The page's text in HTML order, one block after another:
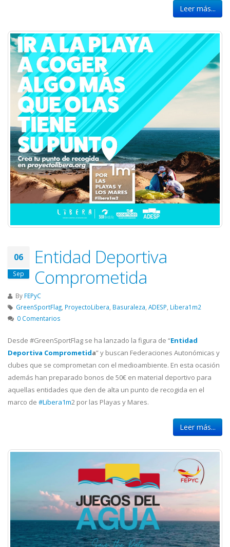
Leer más...
06
Sep
Entidad Deportiva
Comprometida
By FEPyC
GreenSportFlag ProyectoLibera Basuraleza ADESP Libera1m2
0 Comentarios
Desde #GreenSportFlag se ha lanzado la figura de “Entidad
Deportiva Comprometida” y buscan Federaciones Autonómicas y
clubes que se comprometan con el medioambiente. En esta ocasión
además han preparado bonos de 50€ en material deportivo para
aquellas entidades que den de alta un punto de recogida en el
marco de #Libera1m2 por las Playas y Mares.
Leer más...